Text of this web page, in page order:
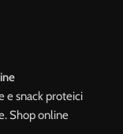
e snack proteici
Shop online